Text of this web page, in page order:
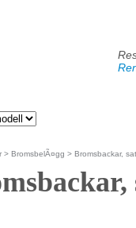
> BromsbelÃ¤gg > Bromsbackar,